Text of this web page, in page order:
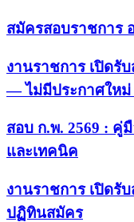
สมัครสอบราชการ
งานราชการ เปิดรั
— ไม่มีประกาศให
สอบ ก.พ. 2569 : คู่
และเทคนิค
งานราชการ เปิดรั
ปฏิทินสมัคร